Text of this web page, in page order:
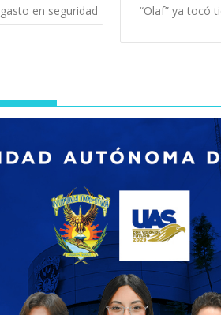
en seguridad
“Olaf” ya tocó